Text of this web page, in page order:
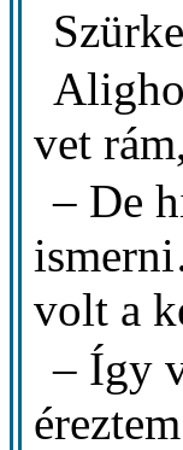
vet
– De
volt a
– Így